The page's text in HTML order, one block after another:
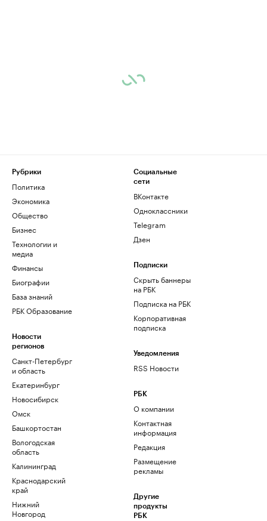
Рубрики
Политика
Экономика
Общество
Бизнес
Технологии и
медиа
Финансы
Биографии
База знаний
РБК Образование
Новости
регионов
Санкт-Петербург
и область
Екатеринбург
Новосибирск
Омск
Башкортостан
Вологодская
область
Калининград
Краснодарский
край
Нижний
Новгород
Социальные
сети
ВКонтакте
Одноклассники
Telegram
Дзен
Подписки
Скрыть баннеры
на РБК
Подписка на РБК
Корпоративная
подписка
Уведомления
RSS Новости
РБК
О компании
Контактная
информация
Редакция
Размещение
рекламы
Другие
продукты
РБК